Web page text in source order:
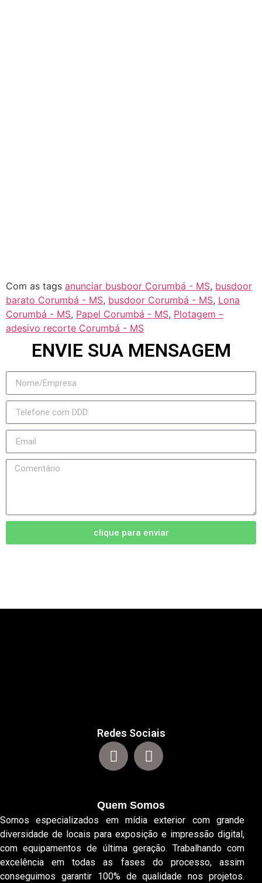
Com as tags anunciar busboor Corumbá - MS, busdoor
barato Corumbá - MS, busdoor Corumbá - MS, Lona
Corumbá - MS, Papel Corumbá - MS, Plotagem –
adesivo recorte Corumbá - MS
ENVIE SUA MENSAGEM
clique para enviar
Redes Sociais
Quem Somos
Somos especializados em mídia exterior com grande
diversidade de locais para exposição e impressão digital,
com equipamentos de última geração. Trabalhando com
excelência em todas as fases do processo, assim
conseguimos garantir 100% de qualidade nos projetos.